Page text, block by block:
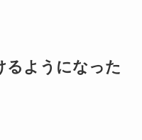
るようになった